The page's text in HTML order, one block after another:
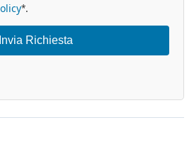
*.
Invia Richiesta